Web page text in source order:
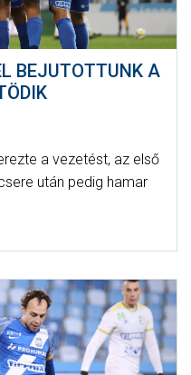
BEJUTOTTUNK A
a vezetést, az első
után pedig hamar